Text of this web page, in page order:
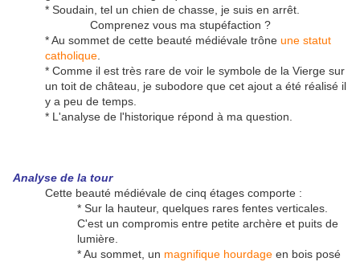
* Soudain, tel un chien de chasse, je suis en arrêt.
Comprenez vous ma stupéfaction ?
* Au sommet de cette beauté médiévale trône une statut
catholique
* Comme il est très rare de voir le symbole de la Vierge sur
un toit de château, je subodore que cet ajout a été réalisé il
y a peu de temps.
* L'analyse de l'historique répond à ma question.
Analyse de la tour
Cette beauté médiévale de cinq étages comporte :
* Sur la hauteur, quelques rares fentes verticales.
C'est un compromis entre petite archère et puits de
lumière.
* Au sommet, un magnifique hourdage en bois posé